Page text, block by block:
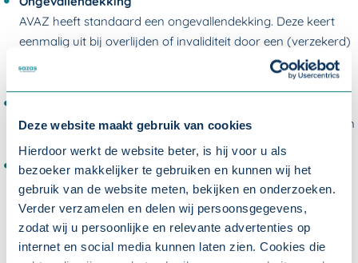
Deze website maakt gebruik van cookies
Hierdoor werkt de website beter, is hij voor u als
bezoeker makkelijker te gebruiken en kunnen wij het
gebruik van de website meten, bekijken en onderzoeken.
Verder verzamelen en delen wij persoonsgegevens,
zodat wij u persoonlijke en relevante advertenties op
internet en social media kunnen laten zien. Cookies die
AVAZ heeft standaard een ongevallendekking. Deze keert
eenmalig uit bij overlijden of invaliditeit door een (verzekerd)
ongeval. De uitkering bij overlijden is € 25.000,- en bij
Wij helpen u met uw re-integratie en met het voorkomen van
verzuim.
Gunstige premie
De premie is afhankelijk van het gekozen verzekerde
jaarbedrag, de eigenrisicoperiode en de uitkeringsduur. De
huidige premies vindt u onder 'downloads' onderaan deze
pagina.